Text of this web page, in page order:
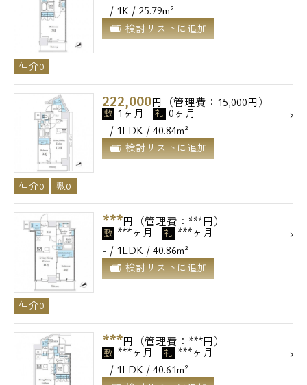
- / 1K / 25.79m²
検討リストに追加
仲介0
222,000円（管理費：15,000円）
敷 1ヶ月 礼 0ヶ月
- / 1LDK / 40.84m²
検討リストに追加
仲介0 敷0
***円（管理費：***円）
敷 ***ヶ月 礼 ***ヶ月
- / 1LDK / 40.86m²
検討リストに追加
仲介0
***円（管理費：***円）
敷 ***ヶ月 礼 ***ヶ月
- / 1LDK / 40.61m²
電話でお問い合わせ
0120-500-529
営業時間 10：00～18：00